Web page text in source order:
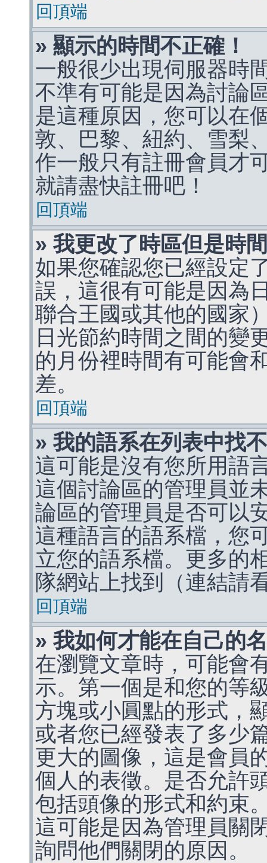
回頂端
» 顯示的時間不正確！
一般很少出現伺服器時
不準有可能是因為討論
是這種原因，您可以在
敦、巴黎、紐約、雪梨
作一般只有註冊會員才
就請盡快註冊吧！
回頂端
» 我更改了時區但是時
如果您確認您已經設定
誤，這很有可能是因為
聯合王國或其他的國家
日光節約時間之間的變
的月份裡時間有可能會
差。
回頂端
» 我的語系在列表中找
這可能是沒有您所用語
這個討論區的管理員並
論區的管理員是否可以
這種語言的語系檔，您
立您的語系檔。更多的
隊網站上找到（連結請
回頂端
» 我如何才能在自己的
在瀏覽文章時，可能會
示。第一個是和您的等
方塊或小圓點的形式，
或者您已經發表了多少
更大的圖像，這是會員
個人的表徵。是否允許
包括頭像的形式和約束
這可能是因為管理員關
詢問他們關閉的原因。